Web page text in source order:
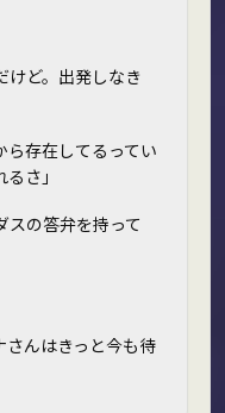
けど。出発しなき
ら存在してるってい
さ」
スの答弁を持って
さんはきっと今も待